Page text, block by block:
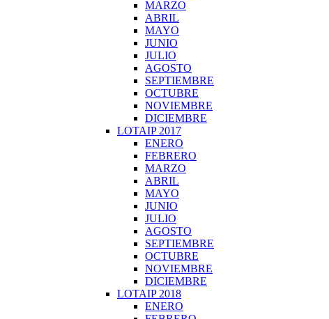
MARZO
ABRIL
MAYO
JUNIO
JULIO
AGOSTO
SEPTIEMBRE
OCTUBRE
NOVIEMBRE
DICIEMBRE
LOTAIP 2017
ENERO
FEBRERO
MARZO
ABRIL
MAYO
JUNIO
JULIO
AGOSTO
SEPTIEMBRE
OCTUBRE
NOVIEMBRE
DICIEMBRE
LOTAIP 2018
ENERO